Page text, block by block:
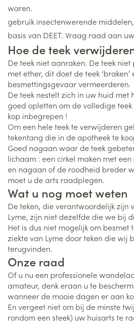
waren.
gebruik insectenwerende
basis van DEET. Vraag raad aan
Hoe de teek
De teek niet aanraken. De teek
met ether, dit doet de teek ‘braken’
besmettingsgevaar vermeerderen.
De teek nestelt zich in uw huid met
goed opletten om de volledige
kop inbegrepen !
Om een hele teek te verwijderen
tekentang die in de apotheek te
Goed nagaan waar de teek
lichaam : een cirkel maken met
en nagaan of de roodheid breder
moet u de arts raadplegen.
Wat u nog moet weten
De teken, die verantwoordelijk zijn
Lyme, zijn niet dezelfde die we bij
Het is dus niet mogelijk om besmet
ziekte van Lyme door teken die wij
terugvinden.
Onze raad
Of u nu een professionele
amateur, denk eraan u te
wanneer de mooie dagen er aan
En vergeet niet om bij de minste
rondom een steek) uw huisarts te